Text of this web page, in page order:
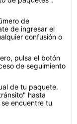
de
de ingresar el
confusión o
pulsa el botón
de seguimiento
de tu paquete.
hasta
encuentre tu